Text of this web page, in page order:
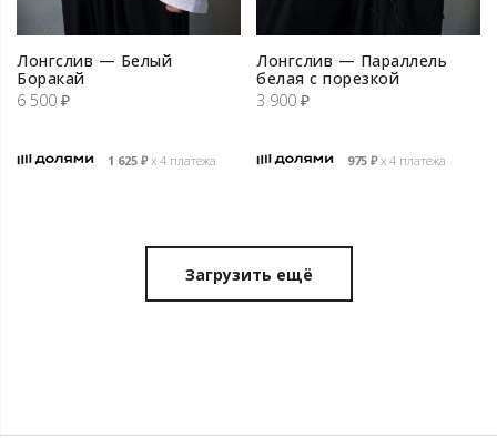
Лонгслив — Белый
Боракай
6 500 ₽
1 625 ₽х 4 платежа
Лонгслив — Параллель
белая с порезкой
3 900 ₽
975 ₽х 4 платежа
Загрузить ещё